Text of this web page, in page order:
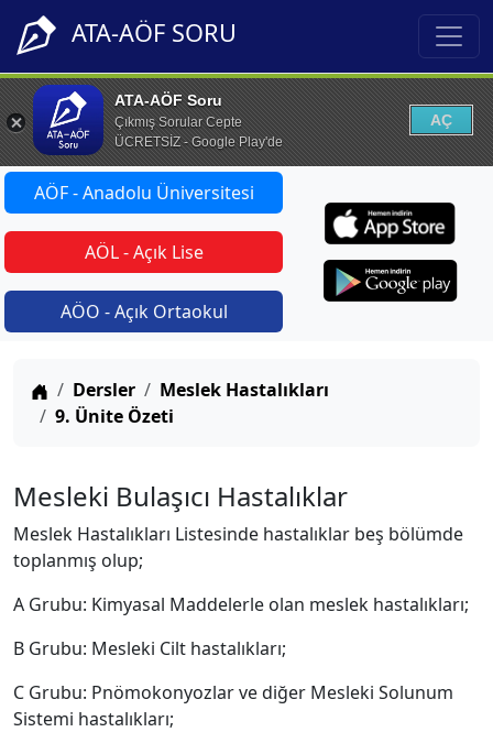
ATA-AÖF SORU
ATA-AÖF Soru
Çıkmış Sorular Cepte
ÜCRETSİZ - Google Play'de
AÇ
AÖF - Anadolu Üniversitesi
AÖL - Açık Lise
AÖO - Açık Ortaokul
Anasayfa
Dersler
Meslek Hastalıkları
9. Ünite Özeti
Mesleki Bulaşıcı Hastalıklar
Meslek Hastalıkları Listesinde hastalıklar beş bölümde
toplanmış olup;
A Grubu: Kimyasal Maddelerle olan meslek hastalıkları;
B Grubu: Mesleki Cilt hastalıkları;
C Grubu: Pnömokonyozlar ve diğer Mesleki Solunum
Sistemi hastalıkları;